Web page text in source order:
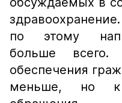
по этому
больше всего.
обеспечения
меньше, но к